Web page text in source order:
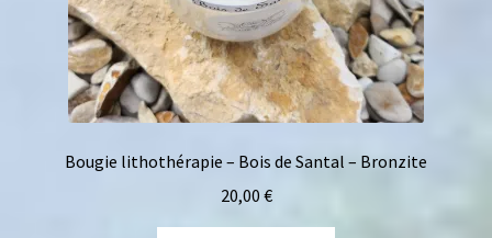
Bougie lithothérapie – Bois de Santal – Bronzite
20,00 €